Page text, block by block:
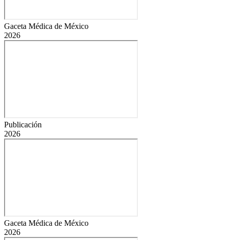
Gaceta Médica de México
2026
Publicación
2026
Gaceta Médica de México
2026